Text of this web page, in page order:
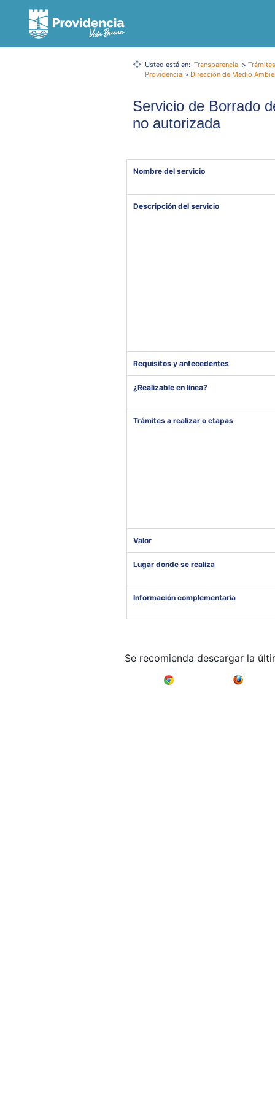
Usted está en: Transparencia >
Providencia > Dirección de Medio
Servicio de Borrado
no autorizada
Nombre del servicio
Descripción del servicio
Requisitos y antecedentes
¿Realizable en línea?
Trámites a realizar o etapas
Valor
Lugar donde se realiza
Información complementaria
Se recomienda descargar la